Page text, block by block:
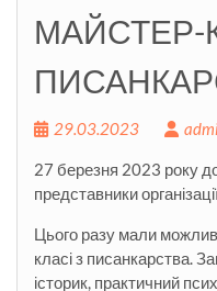
МАЙСТЕР-
29.03.2023
27 березня 2023 року
представники
Цього разу мали
класі з писанкарства.
історик, практичний